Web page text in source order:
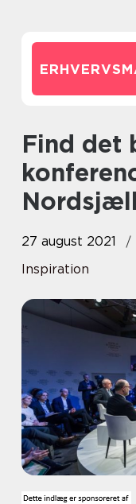
Find det bedste
27 august 2021
Inspiration